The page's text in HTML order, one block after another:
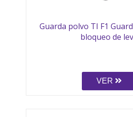
Guarda polvo TI F1
bloqueo de
VER